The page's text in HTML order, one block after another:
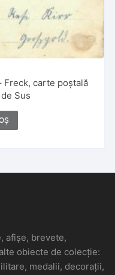
Freck, carte poștală
Sus
afișe, brevete,
obiecte de colecție:
medalii, decorații,